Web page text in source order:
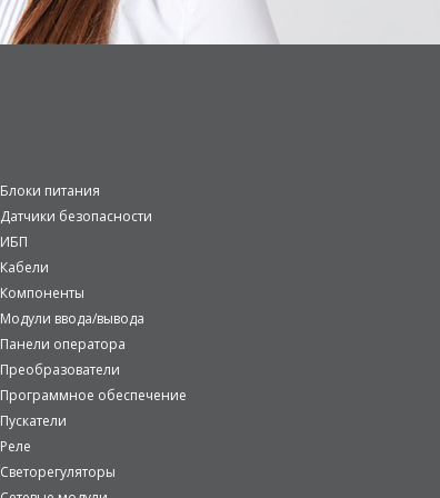
Блоки питания
Датчики безопасности
ИБП
Кабели
Компоненты
Модули ввода/вывода
Панели оператора
Преобразователи
Программное обеспечение
Пускатели
Реле
Светорегуляторы